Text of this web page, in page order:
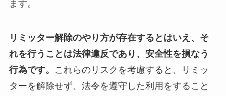
ます。
リミッター解除のやり方が存在するとはいえ、そ
れを行うことは法律違反であり、安全性を損なう
行為です。
これらのリスクを考慮すると、リミッ
ターを解除せず、法令を遵守した利用をすること